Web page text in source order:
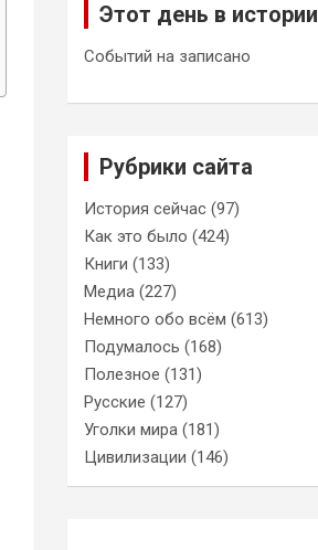
Этот день в истории
Событий на записано
Рубрики сайта
История сейчас (97)
Как это было (424)
Книги (133)
Медиа (227)
Немного обо всём (613)
Подумалось (168)
Полезное (131)
Русские (127)
Уголки мира (181)
Цивилизации (146)